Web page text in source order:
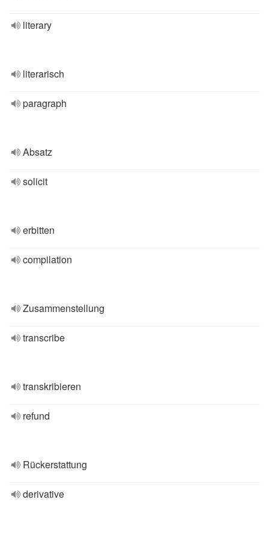
literary
literarisch
paragraph
Absatz
solicit
erbitten
compilation
Zusammenstellung
transcribe
transkribieren
refund
Rückerstattung
derivative